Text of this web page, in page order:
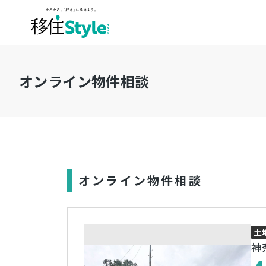
オンライン物件相談
オンライン物件相談
土
神